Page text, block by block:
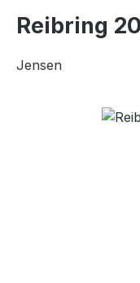
Reibring
Jensen
Bildergalerie